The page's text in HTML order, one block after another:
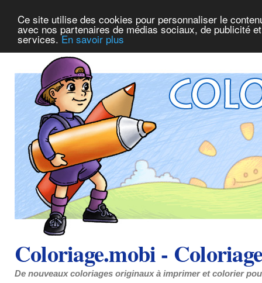
Ce site utilise des cookies pour personnaliser le
avec nos partenaires de médias sociaux, de publicité
services.En savoir plus
Coloriage.mobi -
De nouveaux coloriages originaux à imprimer et colorier